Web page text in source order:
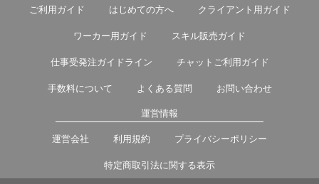
ご利用ガイド はじめての方へ クライアント用ガイド
ワーカー用ガイド スキル販売ガイド
仕事受発注ガイドライン チャットご利用ガイド
手数料について よくある質問 お問い合わせ
運営情報
運営会社 利用規約 プライバシーポリシー
特定商取引法に関する表示